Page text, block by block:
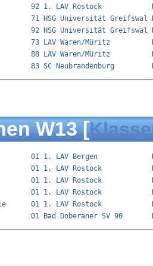
92 1. LAV Rostock
71 HSG Universität Greifswal
92 HSG Universität Greifswal
73 LAV Waren/Müritz
88 LAV Waren/Müritz
W13 [
01 1. LAV Bergen
01 1. LAV Rostock
01 1. LAV Rostock
01 1. LAV Rostock
01 1. LAV Rostock